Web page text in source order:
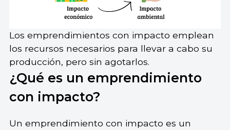
Los emprendimientos con impacto emplean
los recursos necesarios para llevar a cabo su
producción, pero sin agotarlos.
¿Qué es un emprendimiento
con impacto?
Un emprendimiento con impacto es un